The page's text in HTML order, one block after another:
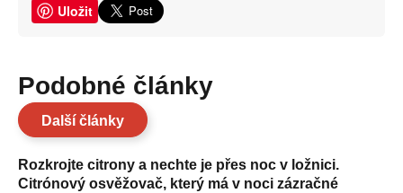
Uložit
Podobné články
Další články
Rozkrojte citrony a nechte je přes noc v ložnici.
Citrónový osvěžovač, který má v noci zázračné